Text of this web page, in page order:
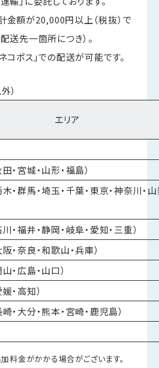
金額が20,000円以上（税抜）で
送先一箇所につき）。
コポス」での配送が可能です。
）
エリア
・宮城・山形・福島）
・群馬・埼玉・千葉・東京・神奈川・
・福井・静岡・岐阜・愛知・三重）
・奈良・和歌山・兵庫）
・広島・山口）
・高知）
・大分・熊本・宮崎・鹿児島）
料金がかかる場合がございます。